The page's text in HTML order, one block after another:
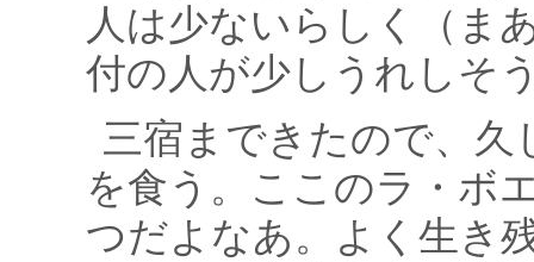
人は少ないらしく（ま
付の人が少しうれしそ
三宿まできたので、
を食う。ここのラ・ボ
つだよなあ。よく生き